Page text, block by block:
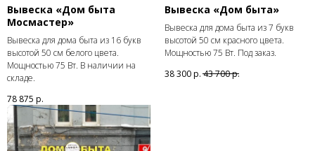
Вывеска «Дом быта
Мосмастер»
Вывеска для дома быта из 16 букв
высотой 50 см белого цвета.
Мощностью 75 Вт. В наличии на
складе.
78 875 р.
Вывеска «Дом быта»
Вывеска для дома быта из 7 букв
высотой 50 см красного цвета.
Мощностью 75 Вт. Под заказ.
38 300р. 43 700р.